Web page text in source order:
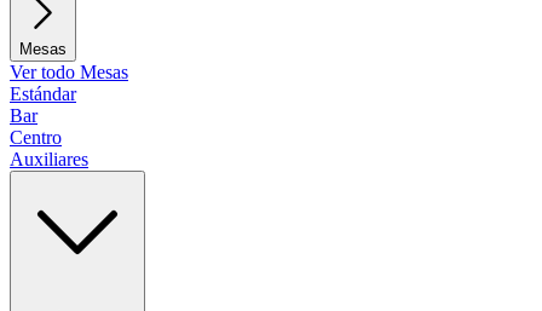
Mesas
Ver todo Mesas
Estándar
Bar
Centro
Auxiliares